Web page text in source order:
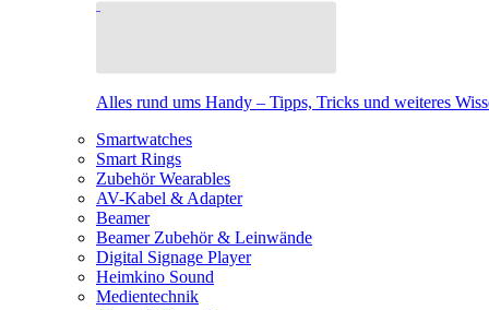
Alles rund ums Handy – Tipps, Tricks und weiteres
Smartwatches
Smart Rings
Zubehör Wearables
AV-Kabel & Adapter
Beamer
Beamer Zubehör & Leinwände
Digital Signage Player
Heimkino Sound
Medientechnik